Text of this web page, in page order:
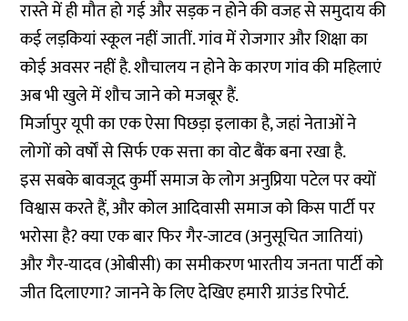
रास्ते में ही मौत हो गई और सड़क न होने की वजह से समुदाय की
कई लड़कियां स्कूल नहीं जातीं. गांव में रोजगार और शिक्षा का
कोई अवसर नहीं है. शौचालय न होने के कारण गांव की महिलाएं
अब भी खुले में शौच जाने को मजबूर हैं.
मिर्जापुर यूपी का एक ऐसा पिछड़ा इलाका है, जहां नेताओं ने
लोगों को वर्षों से सिर्फ एक सत्ता का वोट बैंक बना रखा है.
इस सबके बावजूद कुर्मी समाज के लोग अनुप्रिया पटेल पर क्यों
विश्वास करते हैं, और कोल आदिवासी समाज को किस पार्टी पर
भरोसा है? क्या एक बार फिर गैर-जाटव (अनुसूचित जातियां)
और गैर-यादव (ओबीसी) का समीकरण भारतीय जनता पार्टी को
जीत दिलाएगा? जानने के लिए देखिए हमारी ग्राउंड रिपोर्ट.